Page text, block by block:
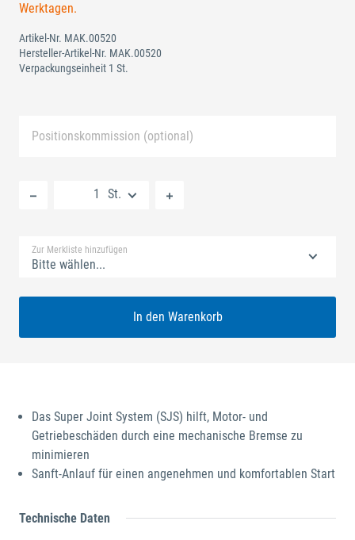
Werktagen.
Artikel-Nr. MAK.00520
Hersteller-Artikel-Nr. MAK.00520
Verpackungseinheit 1 St.
Positionskommission (optional)
St.
Zur Merkliste hinzufügen
Bitte wählen...
In den Warenkorb
Das Super Joint System (SJS) hilft, Motor- und
Getriebeschäden durch eine mechanische Bremse zu
minimieren
Sanft-Anlauf für einen angenehmen und komfortablen Start
Technische Daten